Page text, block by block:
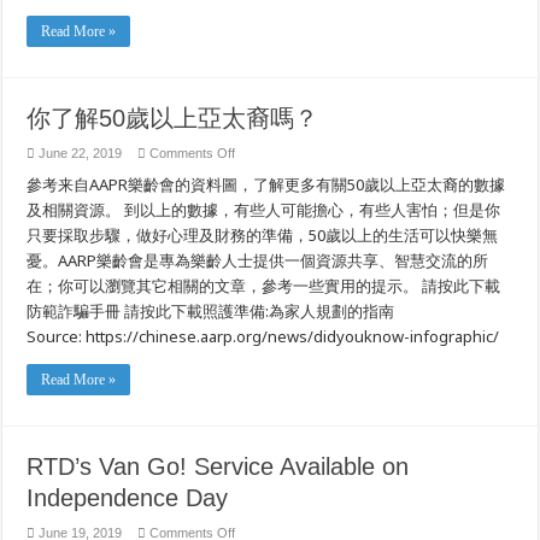
Read More »
你了解50歲以上亞太裔嗎？
June 22, 2019 Comments Offon
了
解
50
歲
以
上
亞
太
嗎？
參考来自AAPR樂齡會的資料圖，了解更多有關50歲以上亞太裔的數據
及相關資源。 到以上的數據，有些人可能擔心，有些人害怕；但是你
只要採取步驟，做好心理及財務的準備，50歲以上的生活可以快樂無
憂。AARP樂齡會是專為樂齡人士提供一個資源共享、智慧交流的所
在；你可以瀏覽其它相關的文章，參考一些實用的提示。 請按此下載
防範詐騙手冊 請按此下載照護準備:為家人規劃的指南
Source: https://chinese.aarp.org/news/didyouknow-infographic/
Read More »
RTD’s Van Go! Service Available on
Independence Day
June 19, 2019 Comments Offon